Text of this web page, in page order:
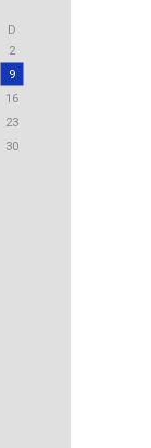
D
2
9
16
23
30